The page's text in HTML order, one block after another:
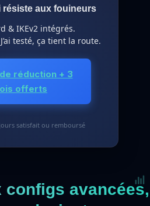
résiste aux fouineurs
& IKEv2 intégrés.
testé, ça tient la route.
réduction + 3
offerts
satisfait ou remboursé
configs avancées,